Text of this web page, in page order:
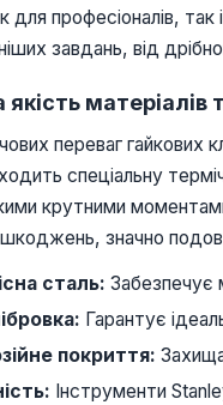
для професіоналів,
завдань, від
якість матеріалів
переваг гайкових
спеціальну
крутними
значно
сталь: Забезпечує
Гарантує
покриття:
Інструменти